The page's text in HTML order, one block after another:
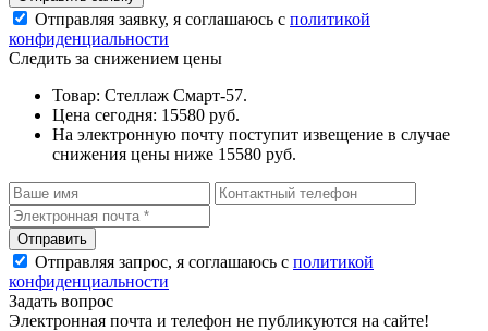
Отправляя заявку, я соглашаюсь с политикой
конфиденциальности
Следить за снижением цены
Товар: Стеллаж Смарт-57.
Цена сегодня: 15580 руб.
На электронную почту поступит извещение в случае
снижения цены ниже 15580 руб.
Отправляя запрос, я соглашаюсь с политикой
конфиденциальности
Задать вопрос
Электронная почта и телефон не публикуются на сайте!